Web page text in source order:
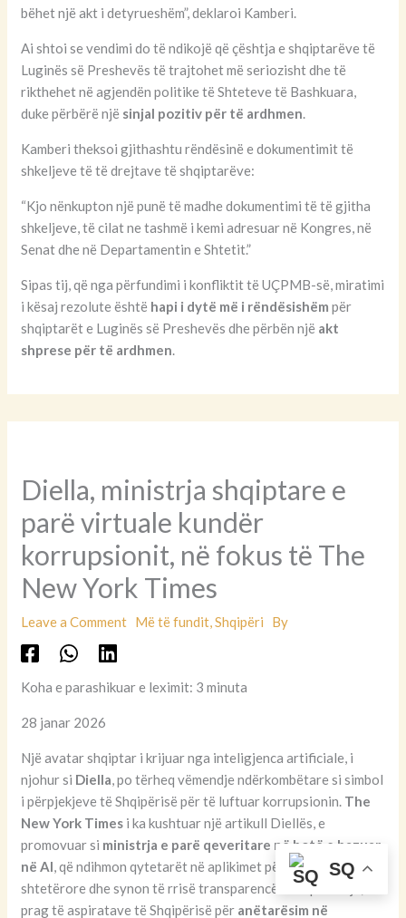
bëhet një akt i detyrueshëm”, deklaroi Kamberi.
Ai shtoi se vendimi do të ndikojë që çështja e shqiptarëve të
Luginës së Preshevës të trajtohet më seriozisht dhe të
rikthehet në agjendën politike të Shteteve të Bashkuara,
duke përbërë një sinjal pozitiv për të ardhmen.
Kamberi theksoi gjithashtu rëndësinë e dokumentimit të
shkeljeve të të drejtave të shqiptarëve:
“Kjo nënkupton një punë të madhe dokumentimi të të gjitha
shkeljeve, të cilat ne tashmë i kemi adresuar në Kongres, në
Senat dhe në Departamentin e Shtetit.”
Sipas tij, që nga përfundimi i konfliktit të UÇPMB-së, miratimi
i kësaj rezolute është hapi i dytë më i rëndësishëm për
shqiptarët e Luginës së Preshevës dhe përbën një akt
shprese për të ardhmen.
Diella, ministrja shqiptare e
parë virtuale kundër
korrupsionit, në fokus të The
New York Times
Leave a Comment Më të fundit,Shqipëri By
Koha e parashikuar e leximit: 3 minuta
28 janar 2026
Një avatar shqiptar i krijuar nga inteligjenca artificiale, i
njohur si Diella, po tërheq vëmendje ndërkombëtare si simbol
i përpjekjeve të Shqipërisë për të luftuar korrupsionin. The
New York Times i ka kushtuar një artikull Diellës, e
promovuar si ministrja e parë qeveritare në botë e bazuar
në AI, që ndihmon qytetarët në aplikimet për shërbime
shtetërore dhe synon të rrisë transparencën në qeverisje, në
prag të aspiratave të Shqipërisë për anëtarësim në
SQ